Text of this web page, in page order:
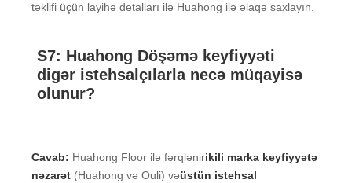
təklifi üçün layihə detalları ilə Huahong ilə əlaqə saxlayın.
S7: Huahong Döşəmə keyfiyyəti
digər istehsalçılarla necə müqayisə
olunur?
Cavab: Huahong Floor ilə fərqlənirikili marka keyfiyyətə
nəzarət (Huahong və Ouli) vəüstün istehsal